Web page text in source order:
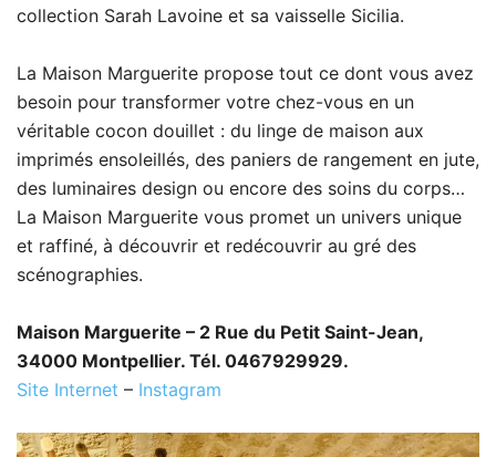
collection Sarah Lavoine et sa vaisselle Sicilia.
La Maison Marguerite propose tout ce dont vous avez
besoin pour transformer votre chez-vous en un
véritable cocon douillet : du linge de maison aux
imprimés ensoleillés, des paniers de rangement en jute,
des luminaires design ou encore des soins du corps…
La Maison Marguerite vous promet un univers unique
et raffiné, à découvrir et redécouvrir au gré des
scénographies.
Maison Marguerite – 2 Rue du Petit Saint-Jean,
34000 Montpellier. Tél. 0467929929.
Site Internet – Instagram